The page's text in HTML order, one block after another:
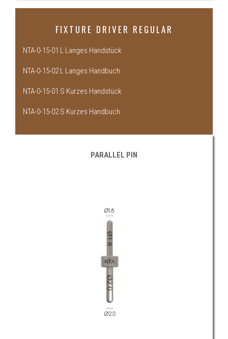
FIXTURE DRIVER REGULAR
NTA-0-15-01 L Langes Handstück
NTA-0-15-02 L Langes Handbuch
NTA-0-15-01 S Kurzes Handstück
NTA-0-15-02 S Kurzes Handbuch
PARALLEL PIN